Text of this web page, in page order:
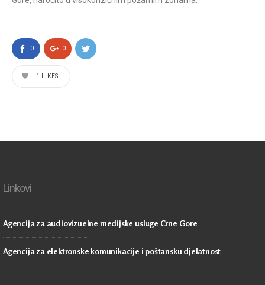
0 0
1 LIKES
Linkovi
Agencija za audiovizuelne medijske usluge Crne Gore
Agencija za elektronske komunikacije i poštansku djelatnost